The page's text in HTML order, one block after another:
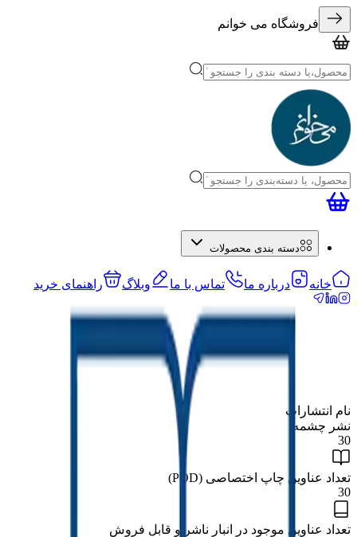
فروشگاه می خوانم
دسته بندی محصولات
خانه درباره ما تماس با ما وبلاگ راهنمای خرید
نام انتشارات
نشر‌ چشمه
30
تعداد عناوین چاپ اختصاصی (POD)
30
تعداد عناوین موجود در انبار ناشر و قابل فروش